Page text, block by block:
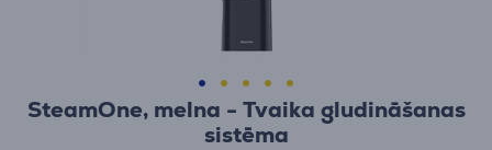
SteamOne, melna - Tvaika gludināšanas
sistēma